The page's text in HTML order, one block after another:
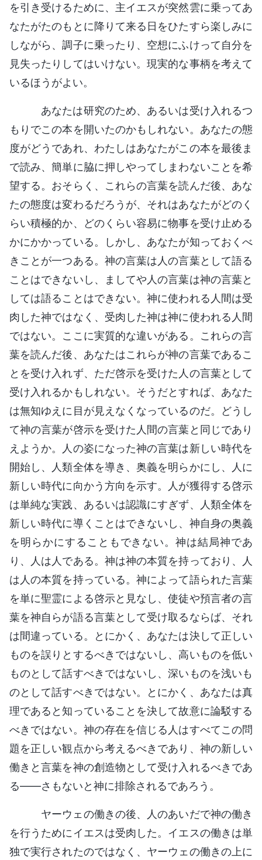
を引き受けるために、主イエスが突然雲に乗ってあ
なたがたのもとに降りて来る日をひたすら楽しみに
しながら、調子に乗ったり、空想にふけって自分を
見失ったりしてはいけない。現実的な事柄を考えて
いるほうがよい。
あなたは研究のため、あるいは受け入れるつ
もりでこの本を開いたのかもしれない。あなたの態
度がどうであれ、わたしはあなたがこの本を最後ま
で読み、簡単に脇に押しやってしまわないことを希
望する。おそらく、これらの言葉を読んだ後、あな
たの態度は変わるだろうが、それはあなたがどのく
らい積極的か、どのくらい容易に物事を受け止める
かにかかっている。しかし、あなたが知っておくべ
きことが一つある。神の言葉は人の言葉として語る
ことはできないし、ましてや人の言葉は神の言葉と
しては語ることはできない。神に使われる人間は受
肉した神ではなく、受肉した神は神に使われる人間
ではない。ここに実質的な違いがある。これらの言
葉を読んだ後、あなたはこれらが神の言葉であるこ
とを受け入れず、ただ啓示を受けた人の言葉として
受け入れるかもしれない。そうだとすれば、あなた
は無知ゆえに目が見えなくなっているのだ。どうし
て神の言葉が啓示を受けた人間の言葉と同じであり
えようか。人の姿になった神の言葉は新しい時代を
開始し、人類全体を導き、奥義を明らかにし、人に
新しい時代に向かう方向を示す。人が獲得する啓示
は単純な実践、あるいは認識にすぎず、人類全体を
新しい時代に導くことはできないし、神自身の奥義
を明らかにすることもできない。神は結局神であ
り、人は人である。神は神の本質を持っており、人
は人の本質を持っている。神によって語られた言葉
を単に聖霊による啓示と見なし、使徒や預言者の言
葉を神自らが語る言葉として受け取るならば、それ
は間違っている。とにかく、あなたは決して正しい
ものを誤りとするべきではないし、高いものを低い
ものとして話すべきではないし、深いものを浅いも
のとして話すべきではない。とにかく、あなたは真
理であると知っていることを決して故意に論駁する
べきではない。神の存在を信じる人はすべてこの問
題を正しい観点から考えるべきであり、神の新しい
働きと言葉を神の創造物として受け入れるべきであ
る――さもないと神に排除されるであろう。
ヤーウェの働きの後、人のあいだで神の働き
を行うためにイエスは受肉した。イエスの働きは単
独で実行されたのではなく、ヤーウェの働きの上に